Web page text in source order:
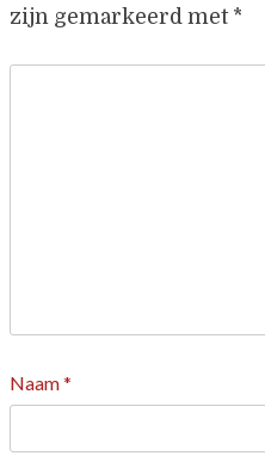
zijn gemarkeerd met *
Naam*